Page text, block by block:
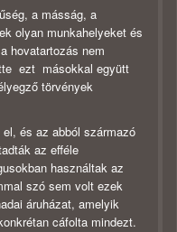
a másság, a
olyan munkahelyeket és
hovatartozás nem
ezt másokkal együtt
törvények
és az abból származó
az efféle
használtak az
szó sem volt ezek
áruházat, amelyik
cáfolta mindezt.